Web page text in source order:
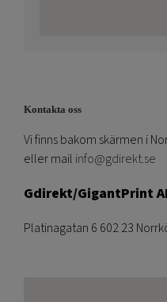
Kontakta oss
Vi finns bakom skärmen i
eller mail info@gdirekt.se
Gdirekt/GigantPrint
Platinagatan 6 602 23